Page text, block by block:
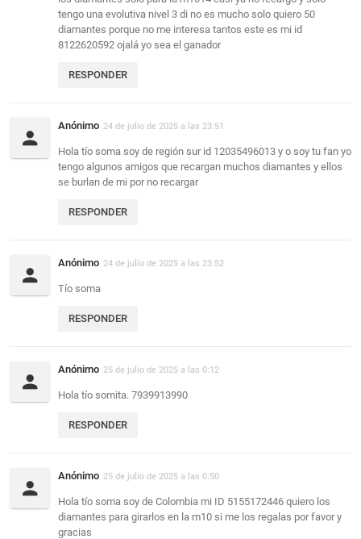
tengo una evolutiva nivel 3 di no es mucho solo quiero 50
diamantes porque no me interesa tantos este es mi id
8122620592 ojalá yo sea el ganador
RESPONDER
Anónimo 24 de julio de 2025 a las 23:51
Hola tío soma soy de región sur id 12035496013 y o soy tu fan yo
tengo algunos amigos que recargan muchos diamantes y ellos
se burlan de mi por no recargar
RESPONDER
Anónimo 24 de julio de 2025 a las 23:52
Tío soma
RESPONDER
Anónimo 25 de julio de 2025 a las 0:12
Hola tío somita. 7939913990
RESPONDER
Anónimo 25 de julio de 2025 a las 0:50
Hola tío soma soy de Colombia mi ID 5155172446 quiero los
diamantes para girarlos en la m10 si me los regalas por favor y
gracias